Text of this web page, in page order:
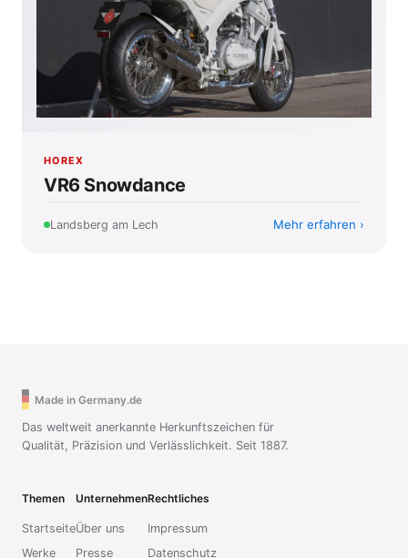
HOREX
VR6 Snowdance
Landsberg am Lech Mehr erfahren
Made in Germany.de
Das weltweit anerkannte Herkunftszeichen für
Qualität, Präzision und Verlässlichkeit. Seit 1887.
Themen
Startseite
Werke
Unternehmen
Über uns
Presse
Rechtliches
Impressum
Datenschutz